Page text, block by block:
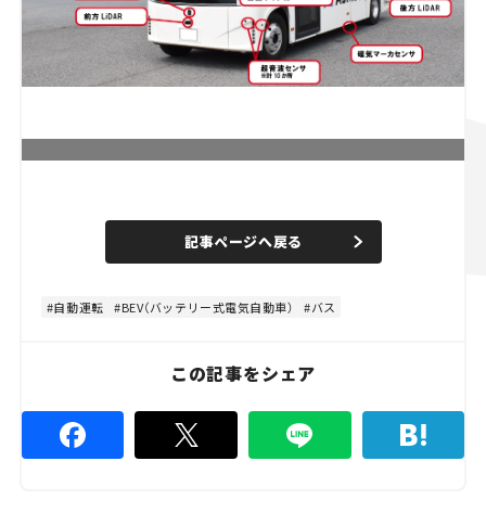
n
e
d
0
%
記事ページへ戻る
自動運転 BEV（バッテリー式電気自動車） バス
この記事をシェア